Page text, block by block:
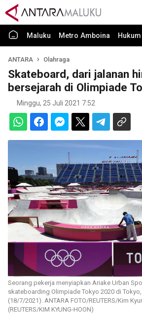
Maluku Metro Amboina Hukum
ANTARA Olahraga
Skateboard, dari jalanan
bersejarah di Olimpiade
Minggu, 25 Juli 2021 7:52
Seorang pekerja menyiapkan Ariake Urban
skateboarding Olimpiade Tokyo 2020 di
(18/7/2021). ANTARA FOTO/REUTERS/Kim
(REUTERS/KIM KYUNG-HOON)